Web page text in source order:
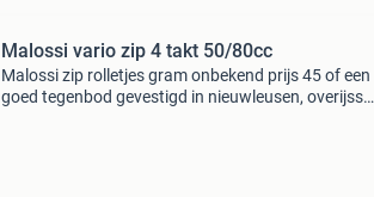
Malossi vario zip 4 takt 50/80cc
Malossi zip rolletjes gram onbekend prijs 45 of een
goed tegenbod gevestigd in nieuwleusen, overijssel